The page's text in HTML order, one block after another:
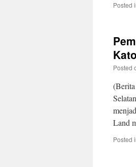
Posted
Posted
Land
Posted